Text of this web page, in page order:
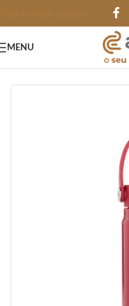
MENU
GARRAFAS e